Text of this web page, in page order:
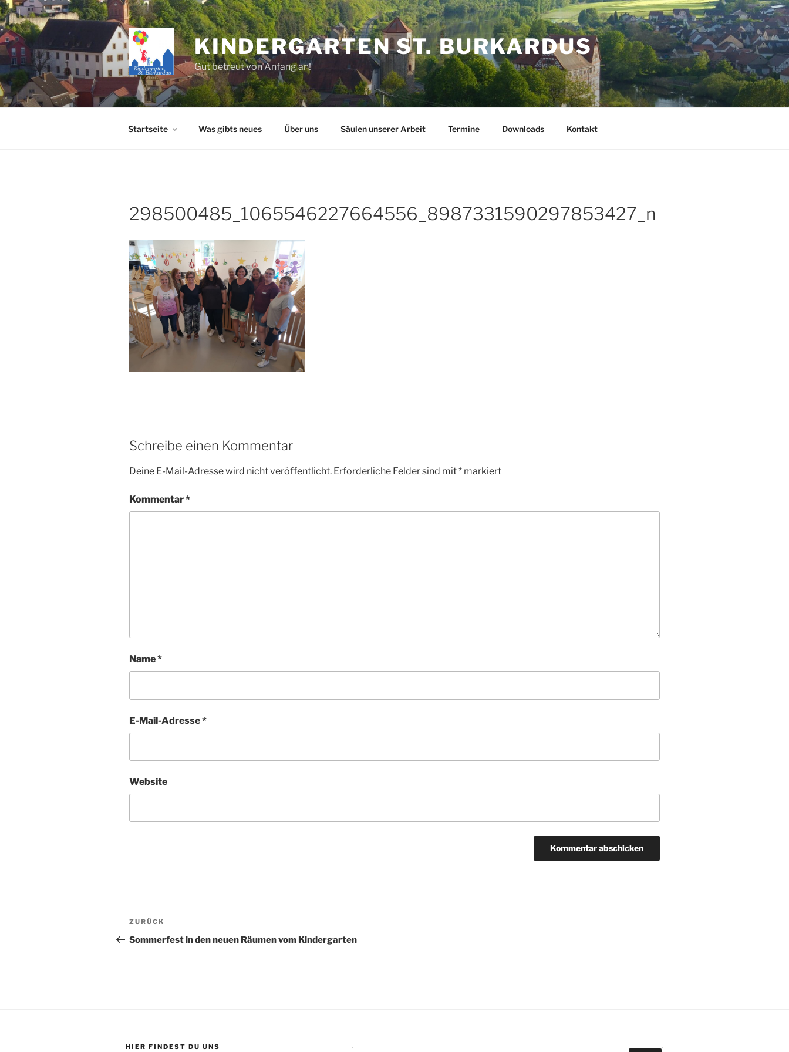
Zum
Inhalt
springen
KINDERGARTEN ST. BURKARDUS
Gut betreut von Anfang an!
Startseite Was gibts neues Über uns Säulen unserer Arbeit Termine Downloads Kontakt
298500485_1065546227664556_8987331590297853427_n
Schreibe einen Kommentar
Deine E-Mail-Adresse wird nicht veröffentlicht. Erforderliche Felder sind mit* markiert
Kommentar*
Name*
E-Mail-Adresse*
Website
Beitragsnavigation
Vorheriger
Beitrag
ZURÜCK
Sommerfest in den neuen Räumen vom Kindergarten
HIER FINDEST DU UNS